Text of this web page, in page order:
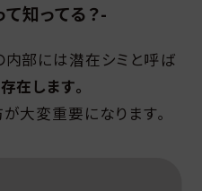
知ってる？-
内部には潜在シミと呼ば
在します｡
大変重要になります｡